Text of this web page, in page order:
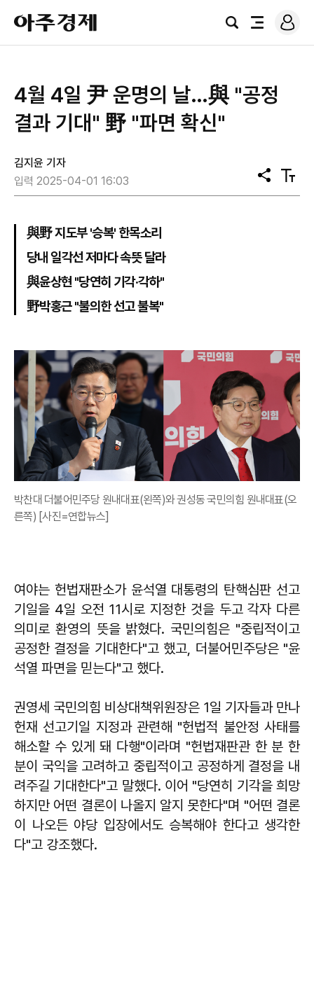
아
주
경
검
전
로
그
4월 4일 尹 운명의 날…與 "공정
결과 기대" 野 "파면 확신"
김지윤 기자
입력 2025-04-01 16:03
공
유
텍
스
與野 지도부 '승복' 한목소리
당내 일각선 저마다 속뜻 달라
與윤상현 "당연히 기각·각하"
野박홍근 "불의한 선고 불복"
박찬대 더불어민주당 원내대표(왼쪽)와 권성동 국민의힘 원내대표(오
른쪽) [사진=연합뉴스]
여야는 헌법재판소가 윤석열 대통령의 탄핵심판 선고
기일을 4일 오전 11시로 지정한 것을 두고 각자 다른
의미로 환영의 뜻을 밝혔다. 국민의힘은 "중립적이고
공정한 결정을 기대한다"고 했고, 더불어민주당은 "윤
석열 파면을 믿는다"고 했다.
권영세 국민의힘 비상대책위원장은 1일 기자들과 만나
헌재 선고기일 지정과 관련해 "헌법적 불안정 사태를
해소할 수 있게 돼 다행"이라며 "헌법재판관 한 분 한
분이 국익을 고려하고 중립적이고 공정하게 결정을 내
려주길 기대한다"고 말했다. 이어 "당연히 기각을 희망
하지만 어떤 결론이 나올지 알지 못한다"며 "어떤 결론
이 나오든 야당 입장에서도 승복해야 한다고 생각한
다"고 강조했다.